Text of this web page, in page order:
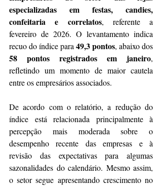
especializadas em festas, candies,
confeitaria e correlatos, referente a
fevereiro de 2026. O levantamento indica
recuo do índice para 49,3 pontos
58 pontos registrados em janeiro,
refletindo um momento de maior cautela
entre os empresários associados.
De acordo com o relatório, a redução do
índice está relacionada principalmente à
percepção mais moderada sobre o
desempenho recente das empresas e à
revisão das expectativas para algumas
sazonalidades do calendário. Mesmo assim,
o setor segue apresentando crescimento no